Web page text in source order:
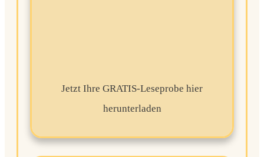
Jetzt Ihre GRATIS-Leseprobe hier
herunterladen